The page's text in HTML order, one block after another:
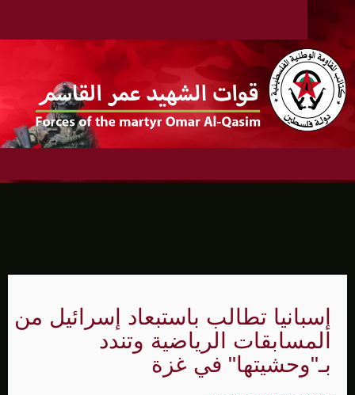
إسبانيا تطالب باستبعاد إسرائيل من
المسابقات الرياضية وتندد
بـ"وحشيتها" في غزة